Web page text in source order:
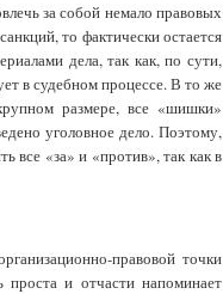
за собой немало правовых
то фактически остается
дела, так как, по сути,
в судебном процессе. В то же
размере, все «шишки»
уголовное дело. Поэтому,
все «за» и «против», так как в
правовой точки
проста и отчасти напоминает